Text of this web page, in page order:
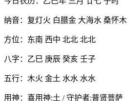
纳音：复灯火 白腊金 大海水 桑怀木
方位：东南 西中 北北 北北
八字：乙巳 庚辰 癸亥 壬子
五行：木火 金土 水水 水水
用神：喜用神:土 / 守护者:普贤菩萨